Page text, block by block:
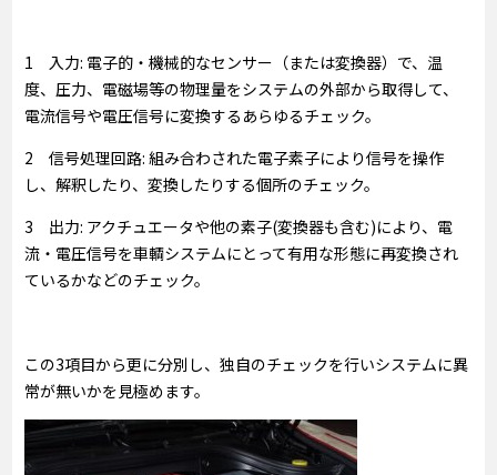
1 入力: 電子的・機械的なセンサー（または変換器）で、温
度、圧力、電磁場等の物理量をシステムの外部から取得して、
電流信号や電圧信号に変換するあらゆるチェック。
2 信号処理回路: 組み合わされた電子素子により信号を操作
し、解釈したり、変換したりする個所のチェック。
3 出力: アクチュエータや他の素子(変換器も含む)により、電
流・電圧信号を車輌システムにとって有用な形態に再変換され
ているかなどのチェック。
この3項目から更に分別し、独自のチェックを行いシステムに異
常が無いかを見極めます。